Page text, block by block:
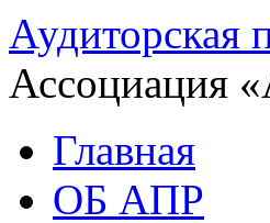
Аудиторская
Ассоциация
Главная
ОБ АПР